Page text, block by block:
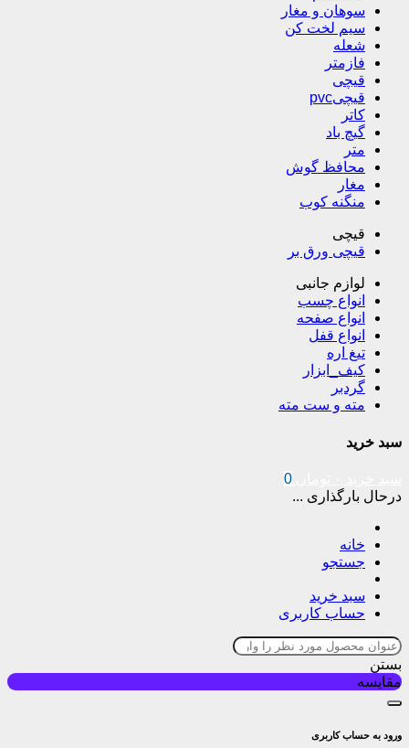
سوهان و مغار
سیم لخت کن
شعله
فازمتر
قیچی
قیچیpvc
کاتر
گیچ باد
متر
محافظ گوش
مغار
منگنه کوب
قیچی
قیچی ورق بر
لوازم جانبی
انواع چسب
انواع صفحه
انواع قفل
تیغ اره
کیف_ابزار
گردبر
مته و ست مته
سبد خرید
0
درحال بارگذاری ...
خانه
جستجو
سبد خرید
حساب کاربری
بستن
مقایسه
ورود به حساب کاربری